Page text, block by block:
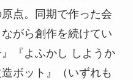
点。同期で作った会
がら創作を続けてい
『よふかし しようか
ボット』（いずれも